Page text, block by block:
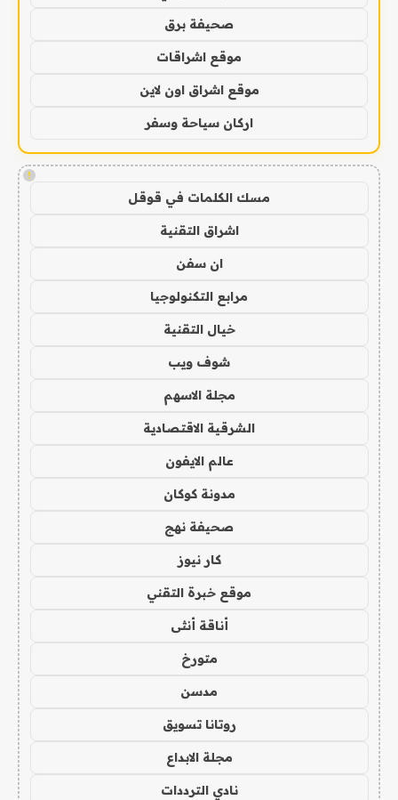
صحيفة برق
موقع اشراقات
موقع اشراق اون لاين
اركان سياحة وسفر
!
مسك الكلمات في قوقل
اشراق التقنية
ان سفن
مرابع التكنولوجيا
خيال التقنية
شوف ويب
مجلة الاسهم
الشرقية الاقتصادية
عالم الايفون
مدونة كوكان
صحيفة نهج
كار نيوز
موقع خبرة التقني
أناقة أنثى
متورخ
مدسن
روتانا تسويق
مجلة الابداع
نادي الترددات